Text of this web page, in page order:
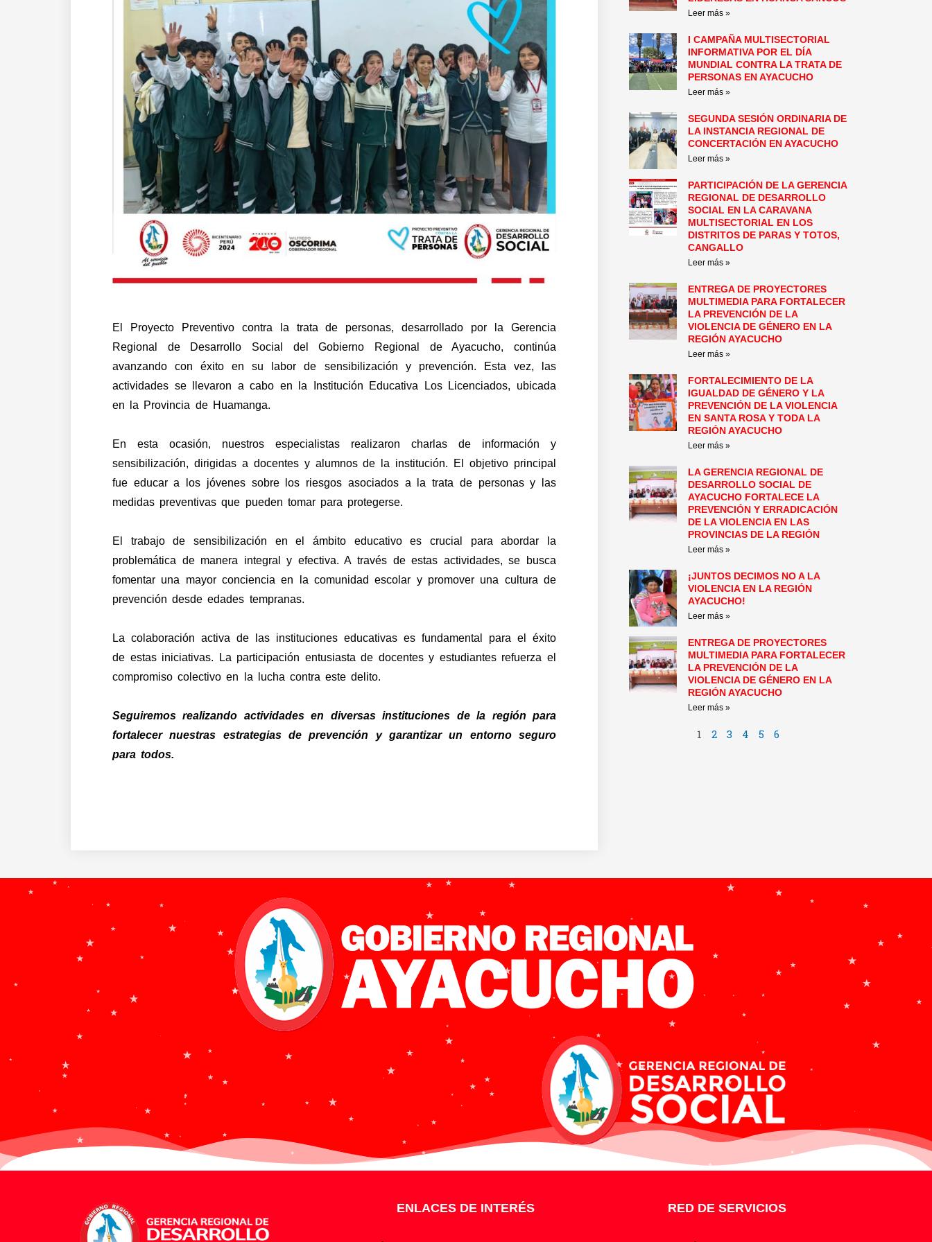
El Proyecto Preventivo contra la trata de personas, desarrollado por la Gerencia
Regional de Desarrollo Social del Gobierno Regional de Ayacucho, continúa
avanzando con éxito en su labor de sensibilización y prevención. Esta vez, las
actividades se llevaron a cabo en la Institución Educativa Los Licenciados, ubicada
en la Provincia de Huamanga.
En esta ocasión, nuestros especialistas realizaron charlas de información y
sensibilización, dirigidas a docentes y alumnos de la institución. El objetivo principal
fue educar a los jóvenes sobre los riesgos asociados a la trata de personas y las
medidas preventivas que pueden tomar para protegerse.
El trabajo de sensibilización en el ámbito educativo es crucial para abordar la
problemática de manera integral y efectiva. A través de estas actividades, se busca
fomentar una mayor conciencia en la comunidad escolar y promover una cultura de
prevención desde edades tempranas.
La colaboración activa de las instituciones educativas es fundamental para el éxito
de estas iniciativas. La participación entusiasta de docentes y estudiantes refuerza el
compromiso colectivo en la lucha contra este delito.
Seguiremos realizando actividades en diversas instituciones de la región para
fortalecer nuestras estrategias de prevención y garantizar un entorno seguro
para todos.
Leer más »
I CAMPAÑA MULTISECTORIAL
INFORMATIVA POR EL DÍA
MUNDIAL CONTRA LA TRATA DE
PERSONAS EN AYACUCHO
Leer más »
SEGUNDA SESIÓN ORDINARIA DE
LA INSTANCIA REGIONAL DE
CONCERTACIÓN EN AYACUCHO
Leer más »
PARTICIPACIÓN DE LA GERENCIA
REGIONAL DE DESARROLLO
SOCIAL EN LA CARAVANA
MULTISECTORIAL EN LOS
DISTRITOS DE PARAS Y TOTOS,
CANGALLO
Leer más »
ENTREGA DE PROYECTORES
MULTIMEDIA PARA FORTALECER
LA PREVENCIÓN DE LA
VIOLENCIA DE GÉNERO EN LA
REGIÓN AYACUCHO
Leer más »
FORTALECIMIENTO DE LA
IGUALDAD DE GÉNERO Y LA
PREVENCIÓN DE LA VIOLENCIA
EN SANTA ROSA Y TODA LA
REGIÓN AYACUCHO
Leer más »
LA GERENCIA REGIONAL DE
DESARROLLO SOCIAL DE
AYACUCHO FORTALECE LA
PREVENCIÓN Y ERRADICACIÓN
DE LA VIOLENCIA EN LAS
PROVINCIAS DE LA REGIÓN
Leer más »
¡JUNTOS DECIMOS NO A LA
VIOLENCIA EN LA REGIÓN
AYACUCHO!
Leer más »
ENTREGA DE PROYECTORES
MULTIMEDIA PARA FORTALECER
LA PREVENCIÓN DE LA
VIOLENCIA DE GÉNERO EN LA
REGIÓN AYACUCHO
Leer más »
1 2 3 4 5 6
ENLACES DE INTERÉS RED DE SERVICIOS